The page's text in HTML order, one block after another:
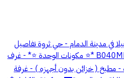
في مدينة الدمام - حي ثروة تفاصيل
اكثر 👇🏻🤩🤩 رمز العرض : B040MM D/2 *⭐️ مكونات الوحدة ⭐️* - غرف
المياه 3 - ⁠صاله - ⁠مطبخ ( خزائن بدون أجهزه ) - ⁠غرفة